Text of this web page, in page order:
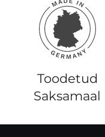
Toodetud
Saksamaal